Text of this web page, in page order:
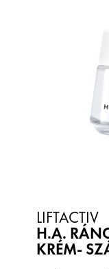
LIFTACTIV
H.A.
KRÉM-